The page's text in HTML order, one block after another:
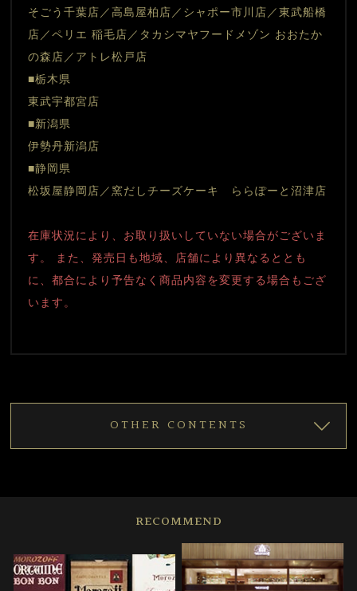
そごう千葉店／高島屋柏店／シャポー市川店／東武船橋
店／ペリエ 稲毛店／タカシマヤフードメゾン おおたか
の森店／アトレ松戸店
■栃木県
東武宇都宮店
■新潟県
伊勢丹新潟店
■静岡県
松坂屋静岡店／窯だしチーズケーキ　ららぽーと沼津店
在庫状況により、お取り扱いしていない場合がございま
す。 また、発売日も地域、店舗により異なるととも
に、都合により予告なく商品内容を変更する場合もござ
います。
OTHER CONTENTS
RECOMMEND